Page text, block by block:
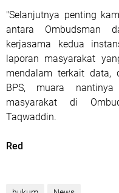
"Selanjutnya penting
antara Ombudsman
kerjasama kedua
laporan masyarakat
mendalam terkait
BPS, muara
masyarakat di
Taqwaddin.
Red